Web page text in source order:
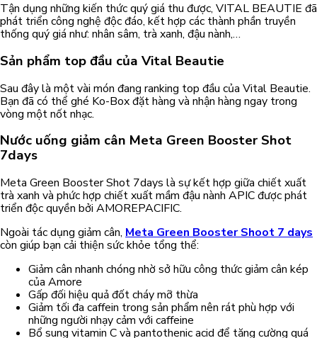
Tận dụng những kiến thức quý giá thu được, VITAL BEAUTIE đã
phát triển công nghệ độc đáo, kết hợp các thành phần truyền
thống quý giá như: nhân sâm, trà xanh, đậu nành,…
Sản phẩm top đầu của Vital Beautie
Sau đây là một vài món đang ranking top đầu của Vital Beautie.
Bạn đã có thể ghé Ko-Box đặt hàng và nhận hàng ngay trong
vòng một nốt nhạc.
Nước uống giảm cân Meta Green Booster Shot
7days
Meta Green Booster Shot 7days là sự kết hợp giữa chiết xuất
trà xanh và phức hợp chiết xuất mầm đậu nành APIC được phát
triển độc quyền bởi AMOREPACIFIC.
Ngoài tác dụng giảm cân, Meta Green Booster Shoot 7 days
còn giúp bạn cải thiện sức khỏe tổng thể:
Giảm cân nhanh chóng nhờ sở hữu công thức giảm cân kép
của Amore
Gấp đối hiệu quả đốt cháy mỡ thừa
Giảm tối đa caffein trong sản phẩm nên rát phù hợp với
những người nhạy cảm với caffeine
Bổ sung vitamin C và pantothenic acid để tăng cường quá